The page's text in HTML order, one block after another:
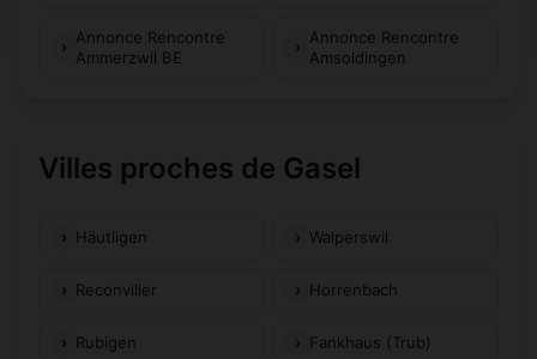
Annonce Rencontre
Ammerzwil BE
Annonce Rencontre
Amsoldingen
Villes proches de Gasel
Häutligen Walperswil
Reconvilier Horrenbach
Rubigen Fankhaus (Trub)